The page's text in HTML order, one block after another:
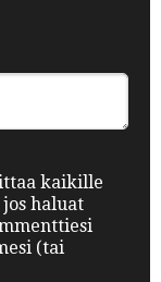
kaikille
haluat
(tai